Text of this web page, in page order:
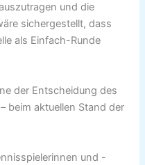
und die
sichergestellt, dass
als Einfach-Runde
der Entscheidung des
beim aktuellen Stand der
und -